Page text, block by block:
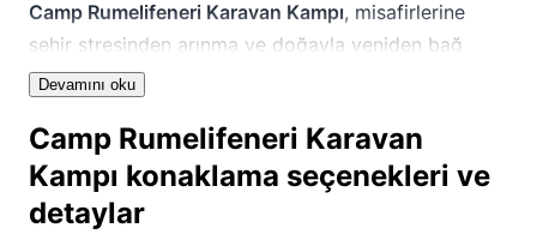
Camp Rumelifeneri Karavan Kampı, misafirlerine
şehir stresinden arınma ve doğayla yeniden bağ
kurma fırsatı sunarken, aynı zamanda İstanbul'un
erişim sağlıyor. Burada geçireceğiniz her an, doğa
fotoğrafçılarından macera arayanlara kadar herkes
için farklı bir keşif yolculuğuna dönüşüyor.
Devamını oku
Camp Rumelifeneri Karavan
Kampı konaklama seçenekleri ve
detaylar